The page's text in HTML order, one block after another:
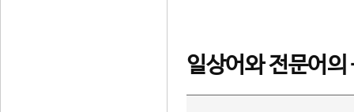
일상어와 전문어의